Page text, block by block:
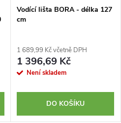
Vodící lišta BORA - délka 127
cm
1 689,99 Kč včetně DPH
1 396,69 Kč
Není skladem
DO KOŠÍKU